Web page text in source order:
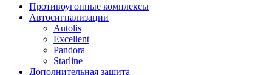
Противоугонные комплексы
Автосигнализации
Autolis
Excellent
Pandora
Starline
Дополнительная защита